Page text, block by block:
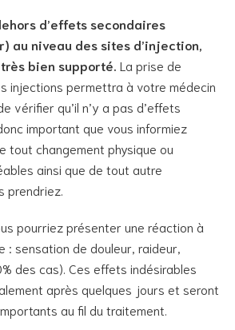
d’effets secondaires
au niveau des sites d’injection,
bien supporté. La prise de
injections permettra à votre médecin
vérifier qu’il n’y a pas d’effets
important que vous informiez
tout changement physique ou
ainsi que de tout autre
prendriez.
pourriez présenter une réaction à
: sensation de douleur, raideur,
des cas). Ces effets indésirables
après quelques jours et seront
au fil du traitement.